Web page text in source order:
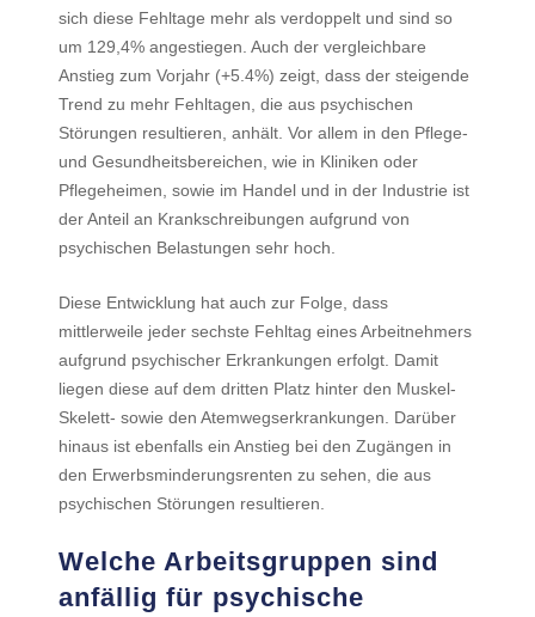
sich diese Fehltage mehr als verdoppelt und sind so
um 129,4% angestiegen. Auch der vergleichbare
Anstieg zum Vorjahr (+5.4%) zeigt, dass der steigende
Trend zu mehr Fehltagen, die aus psychischen
Störungen resultieren, anhält. Vor allem in den Pflege-
und Gesundheitsbereichen, wie in Kliniken oder
Pflegeheimen, sowie im Handel und in der Industrie ist
der Anteil an Krankschreibungen aufgrund von
psychischen Belastungen sehr hoch.
Diese Entwicklung hat auch zur Folge, dass
mittlerweile jeder sechste Fehltag eines Arbeitnehmers
aufgrund psychischer Erkrankungen erfolgt. Damit
liegen diese auf dem dritten Platz hinter den Muskel-
Skelett- sowie den Atemwegserkrankungen. Darüber
hinaus ist ebenfalls ein Anstieg bei den Zugängen in
den Erwerbsminderungsrenten zu sehen, die aus
psychischen Störungen resultieren.
Welche Arbeitsgruppen sind
anfällig für psychische